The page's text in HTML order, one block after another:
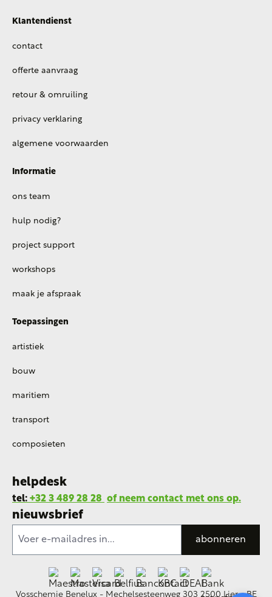
Klantendienst
contact
offerte aanvraag
retour & omruiling
privacy verklaring
algemene voorwaarden
Informatie
ons team
hulp nodig?
project support
workshops
maak je afspraak
Toepassingen
artistiek
bouw
maritiem
transport
composieten
helpdesk
tel: +32 3 489 28 28 of neem contact met ons op.
nieuwsbrief
abonneren
Vosschemie Benelux - Mechelsesteenweg 303 2500 Lier - BE